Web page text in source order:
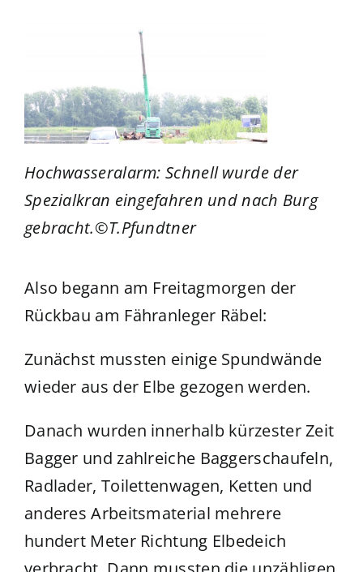
Hochwasseralarm: Schnell wurde der
Spezialkran eingefahren und nach Burg
gebracht.©T.Pfundtner
Also begann am Freitagmorgen der
Rückbau am Fähranleger Räbel:
Zunächst mussten einige Spundwände
wieder aus der Elbe gezogen werden.
Danach wurden innerhalb kürzester Zeit
Bagger und zahlreiche Baggerschaufeln,
Radlader, Toilettenwagen, Ketten und
anderes Arbeitsmaterial mehrere
hundert Meter Richtung Elbedeich